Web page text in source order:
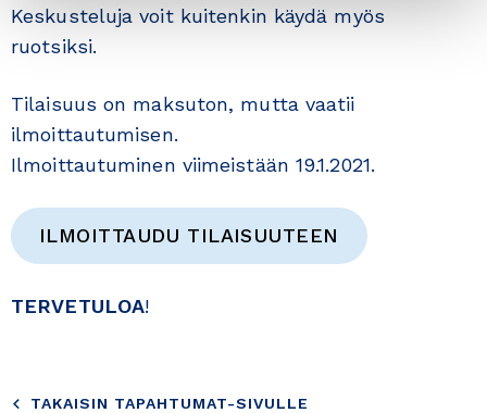
Keskusteluja voit kuitenkin käydä myös
ruotsiksi.
Tilaisuus on maksuton, mutta vaatii
ilmoittautumisen.
Ilmoittautuminen viimeistään 19.1.2021.
ILMOITTAUDU TILAISUUTEEN
TERVETULOA!
TAKAISIN TAPAHTUMAT-SIVULLE